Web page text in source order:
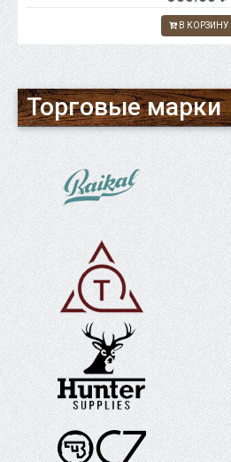
В КОРЗИНУ
Торговые марки